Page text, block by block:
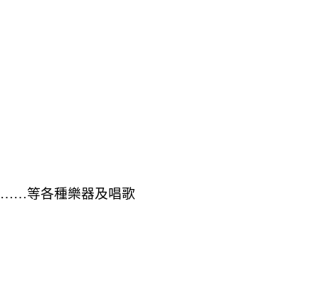
……等各種樂器及唱歌